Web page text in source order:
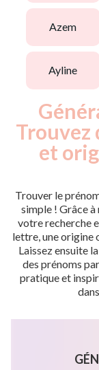
azem
ayline
Trouvez
et
Trouver le
simple ! Grâce
votre recherche
lettre, une origine
Laissez ensuite
des prénoms
pratique et